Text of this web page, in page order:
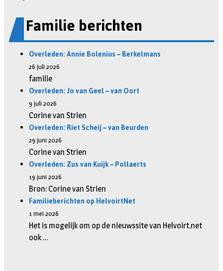
Familie berichten
Overleden: Annie Bolenius – Berkelmans
26 juli 2026
familie
Overleden: Jo van Geel – van Oort
9 juli 2026
Corine van Strien
Overleden: Riet Scheij – van Beurden
29 juni 2026
Corine van Strien
Overleden: Zus van Kuijk – Pollaerts
19 juni 2026
Bron: Corine van Strien
Familieberichten op HelvoirtNet
1 mei 2026
Het is mogelijk om op de nieuwssite van Helvoirt.net
ook …